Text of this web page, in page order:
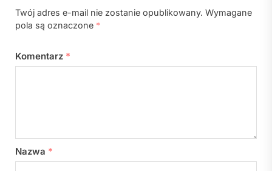
Twój adres e-mail nie zostanie opublikowany. Wymagane
pola są oznaczone *
Komentarz *
Nazwa *